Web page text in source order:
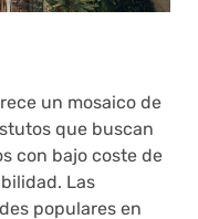
un mosaico de
que buscan
con bajo coste de
Las
populares en